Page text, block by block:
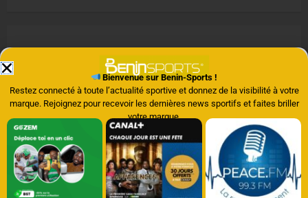
août 2026
juillet 2026
juin 2026
Bienvenue sur Benin-Sports !
Restez connecté à toute l’actualité sportive et donnez de la visibilité à votre
marque. Rejoignez pour recevoir les dernières news sportifs et faites briller
votre marque.